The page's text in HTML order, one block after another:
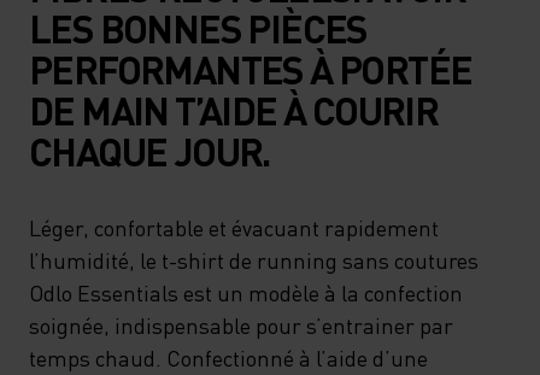
LES BONNES PIÈCES
PERFORMANTES À PORTÉE
DE MAIN T’AIDE À COURIR
CHAQUE JOUR.
Léger, confortable et évacuant rapidement
l’humidité, le t-shirt de running sans coutures
Odlo Essentials est un modèle à la confection
soignée, indispensable pour s’entrainer par
temps chaud. Confectionné à l’aide d’une